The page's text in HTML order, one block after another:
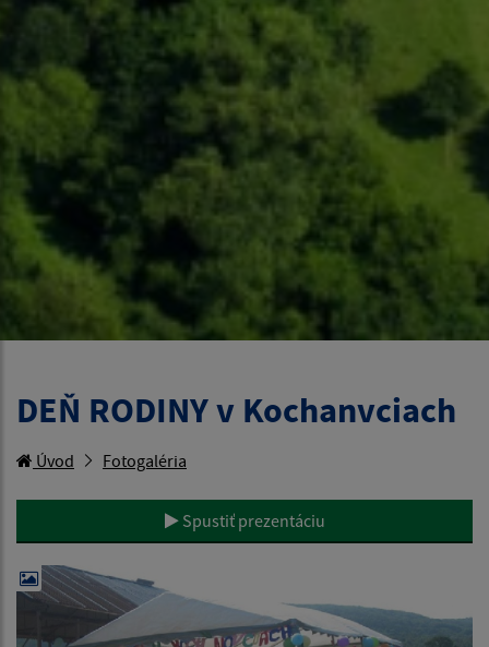
DEŇ RODINY v Kochanvciach
Úvod Fotogaléria
Spustiť prezentáciu